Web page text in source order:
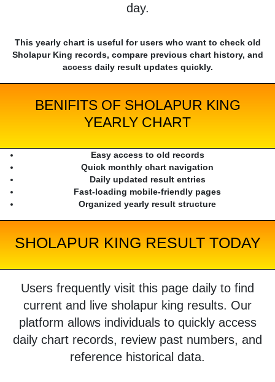
day.
This yearly chart is useful for users who want to check old
Sholapur King records, compare previous chart history, and
access daily result updates quickly.
BENIFITS OF SHOLAPUR KING
YEARLY CHART
Easy access to old records
Quick monthly chart navigation
Daily updated result entries
Fast-loading mobile-friendly pages
Organized yearly result structure
SHOLAPUR KING RESULT TODAY
Users frequently visit this page daily to find
current and live sholapur king results. Our
platform allows individuals to quickly access
daily chart records, review past numbers, and
reference historical data.